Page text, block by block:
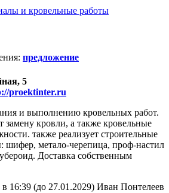
: предложение
5
proektinter.ru
и выполнению кровельных работ.
кровли, а также кровельные
также реализует строительные
шифер, метало-черепица, проф-настил
Доставка собственным
в 16:39 (до 27.01.2029) Иван Понтелеев